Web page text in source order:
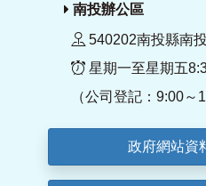
南投辦公區
540202南投縣南
星期一至星期五
（公司登記：9:00～
政府網站資